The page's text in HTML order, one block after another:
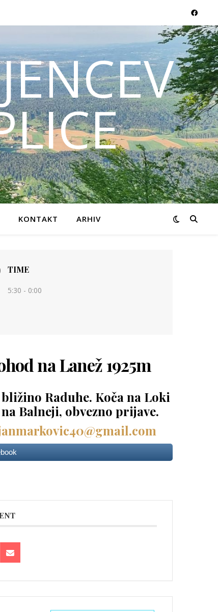
KONTAKT ARHIV
TIME
5:30 - 0:00
na Lanež 1925m
Raduhe. Koča na Loki
Balneji, obvezno prijave.